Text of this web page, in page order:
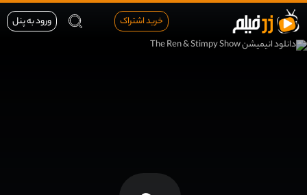
خرید اشتراک ورود به پنل